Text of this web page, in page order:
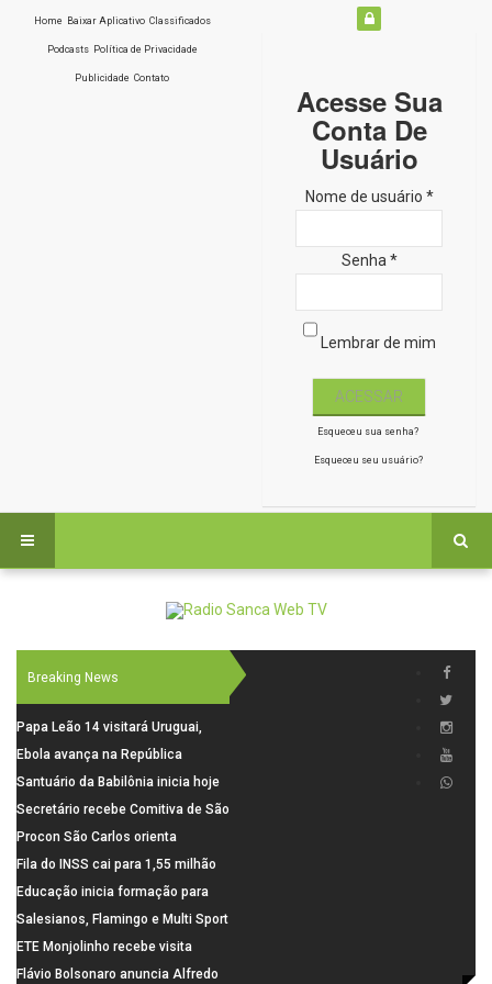
Home Baixar Aplicativo Classificados
Podcasts Política de Privacidade
Publicidade Contato
Acesse Sua
Conta De
Usuário
Nome de usuário *
Senha *
Lembrar de mim
Esqueceu sua senha?
Esqueceu seu usuário?
Breaking News
Papa Leão 14 visitará Uruguai,
Argentina e Peru em novembro,
diz Vaticano
Ebola avança na República
Democrática do Congo e já deixa
1.751 mortos
Santuário da Babilônia inicia hoje
(06), uma programação especial
para os seus 160 anos de história.
Secretário recebe Comitiva de São
Carlos para debater investimentos
em rodovias
Procon São Carlos orienta
consumidores sobre cuidados
nas compras para o Dia dos Pais
Fila do INSS cai para 1,55 milhão
em julho, com alta de 66,5% nos
pedidos negados em 2026
Educação inicia formação para
elaboração do novo Plano
Municipal
Salesianos, Flamingo e Multi Sport
vão representar São Carlos no
campeonato Estadual
ETE Monjolinho recebe visita
científica da FAPESP
Flávio Bolsonaro anuncia Alfredo